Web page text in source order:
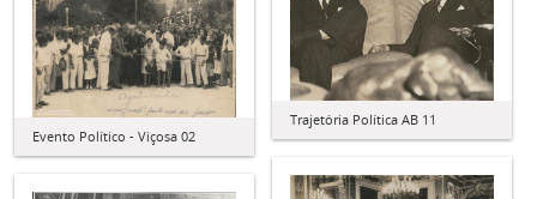
Trajetória Política AB 11
Evento Político - Viçosa 02